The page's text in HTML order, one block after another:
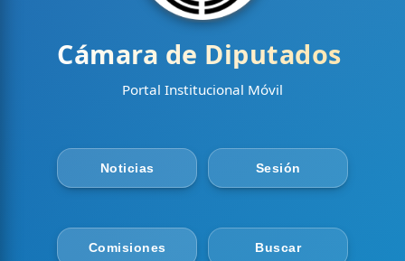
Cámara de Diputados
Portal Institucional Móvil
Noticias Sesión
Comisiones Buscar